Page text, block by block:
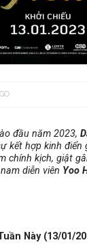
đầu năm 2023,
kết hợp kinh điển
chính kịch, giật
diễn viên Yoo
Này (13/01/